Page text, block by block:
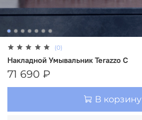
(0)
Накладной Умывальник Terazzo C
71 690 ₽
В корзину